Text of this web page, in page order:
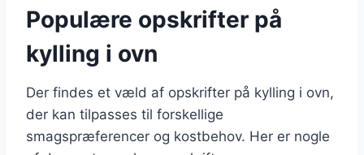
Populære opskrifter på
kylling i ovn
Der findes et væld af opskrifter på kylling i ovn,
der kan tilpasses til forskellige
smagspræferencer og kostbehov. Her er nogle